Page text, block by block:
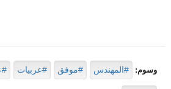
وسوم: #المهندس #موفق #عربيات